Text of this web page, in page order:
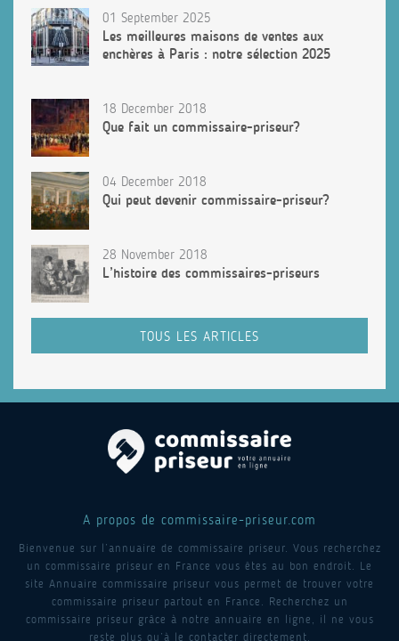
01 September 2025
Les meilleures maisons de ventes aux
enchères à Paris : notre sélection 2025
18 December 2018
Que fait un commissaire-priseur?
04 December 2018
Qui peut devenir commissaire-priseur?
28 November 2018
L’histoire des commissaires-priseurs
TOUS LES ARTICLES
A propos de commissaire-priseur.com
Bienvenue sur l’annuaire de commissaire priseur. Vous recherchez
un commissaire priseur en France vous êtes au bon endroit. Le
site Annuaire commissaire priseur vous permet de trouver votre
commissaire priseur partout en France. Recherchez un
commissaire priseur grâce à notre annuaire en ligne, il ne vous
reste plus qu’à le contacter directement.